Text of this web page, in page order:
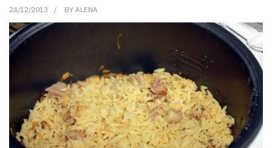
24/12/2013 BY ALENA